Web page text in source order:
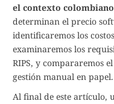
el contexto colombiano
determinan el precio
identificaremos los
examinaremos los
RIPS, y compararemos
gestión manual en papel.
Al final de este artículo,